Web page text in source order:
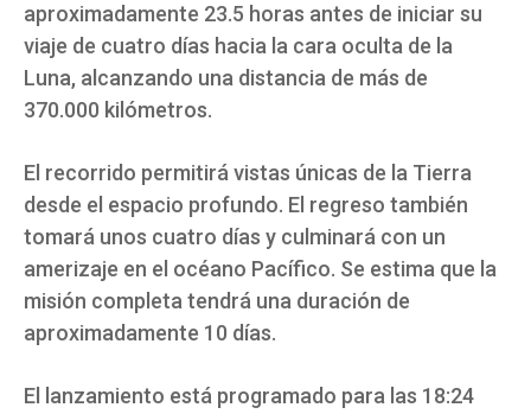
aproximadamente 23.5 horas antes de iniciar su
viaje de cuatro días hacia la cara oculta de la
Luna, alcanzando una distancia de más de
370.000 kilómetros.
El recorrido permitirá vistas únicas de la Tierra
desde el espacio profundo. El regreso también
tomará unos cuatro días y culminará con un
amerizaje en el océano Pacífico. Se estima que la
misión completa tendrá una duración de
aproximadamente 10 días.
El lanzamiento está programado para las 18:24